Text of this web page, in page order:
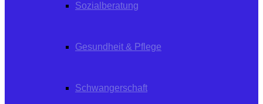
Sozialberatung
Gesundheit & Pflege
Schwangerschaft